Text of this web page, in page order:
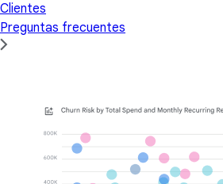
Clientes
Preguntas frecuentes